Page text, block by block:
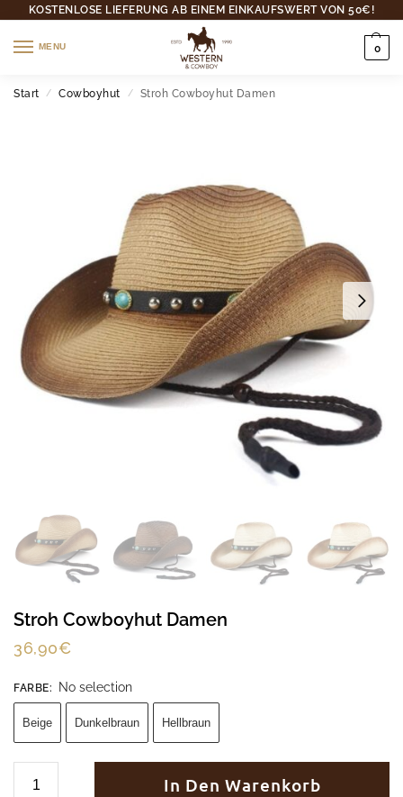
KOSTENLOSE LIEFERUNG AB EINEM EINKAUFSWERT VON 50€!
MENU 0
Start / Cowboyhut / Stroh Cowboyhut Damen
Stroh Cowboyhut Damen
36,90€
FARBE: No selection
Beige Dunkelbraun Hellbraun
In Den Warenkorb